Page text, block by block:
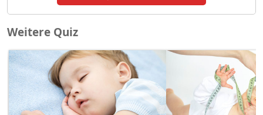
Weitere Quiz